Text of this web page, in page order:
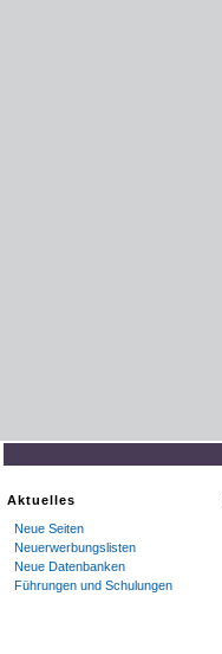
Aktuelles
Neue Seiten
Neuerwerbungslisten
Neue Datenbanken
Führungen und Schulungen